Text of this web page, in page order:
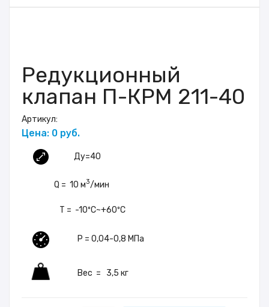
Редукционный
клапан П-КРМ 211-40
Артикул:
Цена: 0 руб.
Ду=40
Q = 10 м3/мин
T = -10ºC~+60ºC
P = 0,04-0,8 МПа
Вес = 3,5 кг